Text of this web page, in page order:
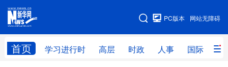
网站无障碍
PC版本
首页 学习进行时 高层 时政 人事 国际 财
网站地图